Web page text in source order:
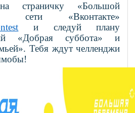
страничку «Большой
сети «Вконтакте»
и следуй плану
«Добрая суббота» и
Тебя ждут челленджи